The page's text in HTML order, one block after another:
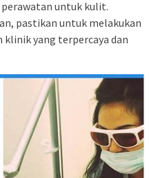
untuk kulit.
pastikan untuk melakukan
yang terpercaya dan